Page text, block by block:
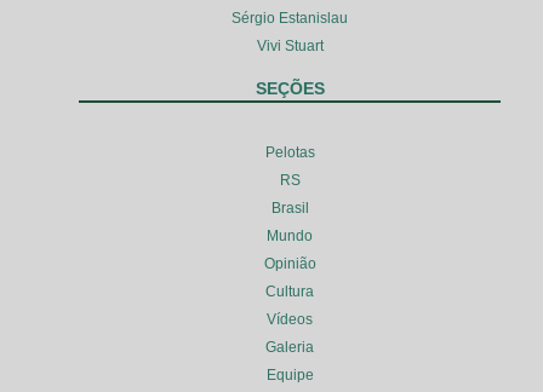
Sérgio Estanislau
Vivi Stuart
SEÇÕES
Pelotas
RS
Brasil
Mundo
Opinião
Cultura
Vídeos
Galeria
Equipe